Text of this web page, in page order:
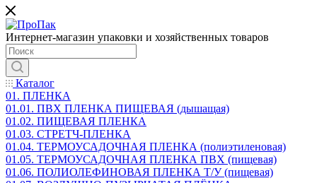
Интернет-магазин упаковки и хозяйственных товаров
Каталог
01. ПЛЕНКА
01.01. ПВХ ПЛЕНКА ПИЩЕВАЯ (дышащая)
01.02. ПИЩЕВАЯ ПЛЕНКА
01.03. СТРЕТЧ-ПЛЕНКА
01.04. ТЕРМОУСАДОЧНАЯ ПЛЕНКА (полиэтиленовая)
01.05. ТЕРМОУСАДОЧНАЯ ПЛЕНКА ПВХ (пищевая)
01.06. ПОЛИОЛЕФИНОВАЯ ПЛЕНКА Т/У (пищевая)